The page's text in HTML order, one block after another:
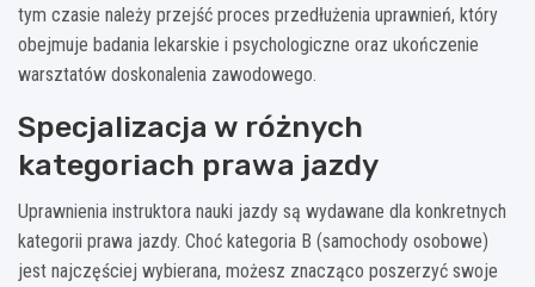
tym czasie należy przejść proces przedłużenia uprawnień, który
obejmuje badania lekarskie i psychologiczne oraz ukończenie
warsztatów doskonalenia zawodowego.
Specjalizacja w różnych
kategoriach prawa jazdy
Uprawnienia instruktora nauki jazdy są wydawane dla konkretnych
kategorii prawa jazdy. Choć kategoria B (samochody osobowe)
jest najczęściej wybierana, możesz znacząco poszerzyć swoje